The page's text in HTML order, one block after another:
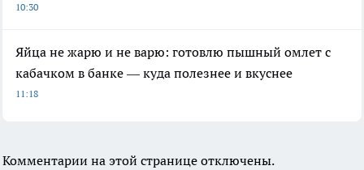
10:30
Яйца не жарю и не варю: готовлю пышный омлет с
кабачком в банке — куда полезнее и вкуснее
11:18
Комментарии на этой странице отключены.